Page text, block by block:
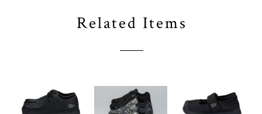
Related Items